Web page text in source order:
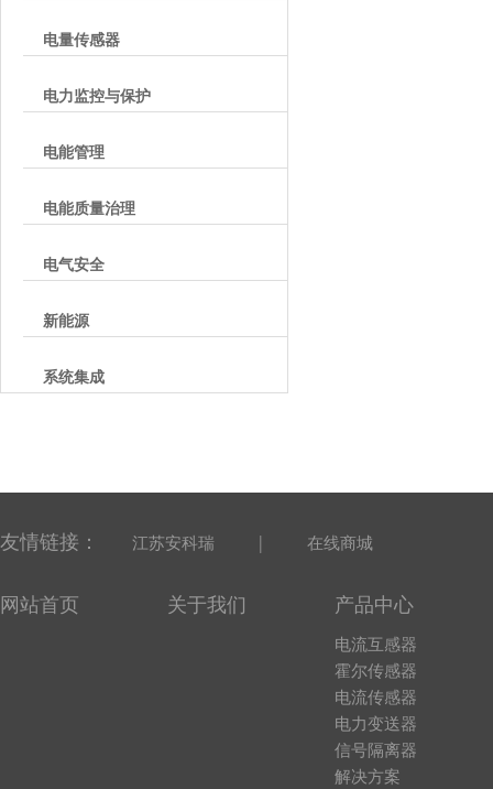
电量传感器
电力监控与保护
电能管理
电能质量治理
电气安全
新能源
系统集成
友情链接： 江苏安科瑞 | 在线商城
网站首页 关于我们 产品中心
电流互感器
霍尔传感器
电流传感器
电力变送器
信号隔离器
解决方案